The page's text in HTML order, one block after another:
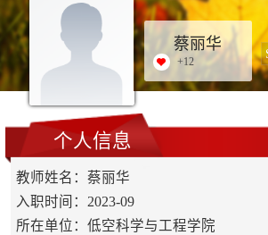
蔡丽华
+12
个人信息
教师姓名：蔡丽华
入职时间：2023-09
所在单位：低空科学与工程学院